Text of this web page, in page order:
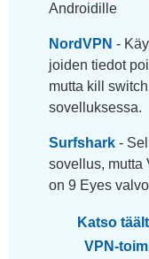
Androidille
NordVPN -
joiden tiedot
mutta kill
sovelluksessa.
Surfshark -
sovellus, mutta
on 9 Eyes
Katso
VPN-